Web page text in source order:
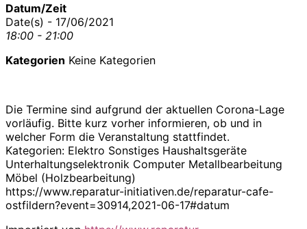
Datum/Zeit
Date(s) - 17/06/2021
18:00 - 21:00
Kategorien Keine Kategorien
Die Termine sind aufgrund der aktuellen Corona-Lage
vorläufig. Bitte kurz vorher informieren, ob und in
welcher Form die Veranstaltung stattfindet.
Kategorien: Elektro Sonstiges Haushaltsgeräte
Unterhaltungselektronik Computer Metallbearbeitung
Möbel (Holzbearbeitung)
https://www.reparatur-initiativen.de/reparatur-cafe-
ostfildern?event=30914,2021-06-17#datum